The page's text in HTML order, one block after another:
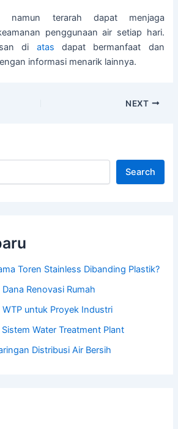
namun terarah dapat menjaga
penggunaan air setiap hari.
di atas dapat bermanfaat dan
informasi menarik lainnya.
NEXT
Search
Toren Stainless Dibanding Plastik?
Renovasi Rumah
untuk Proyek Industri
Water Treatment Plant
Distribusi Air Bersih